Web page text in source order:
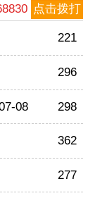
点击拨打
221
296
298
08
362
277